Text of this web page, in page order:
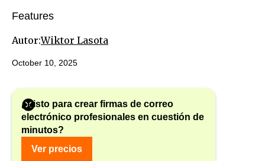
Features
Autor:Wiktor Lasota
October 10, 2025
¿Listo para crear firmas de correo
electrónico profesionales en cuestión de
minutos?
Ver precios
¿Qué ha cambiado?